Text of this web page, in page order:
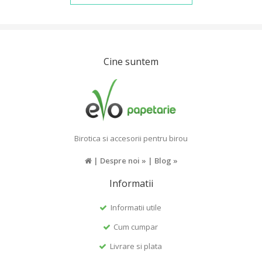
Cine suntem
Birotica si accesorii pentru birou
| Despre noi » | Blog »
Informatii
Informatii utile
Cum cumpar
Livrare si plata